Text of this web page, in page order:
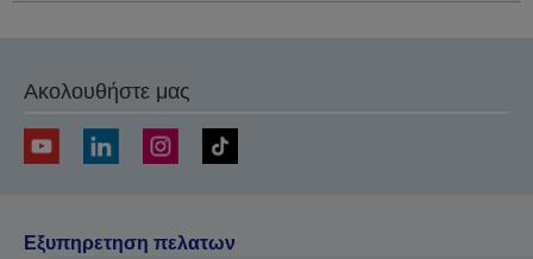
Ακολουθήστε μας
Εξυπηρετηση πελατων